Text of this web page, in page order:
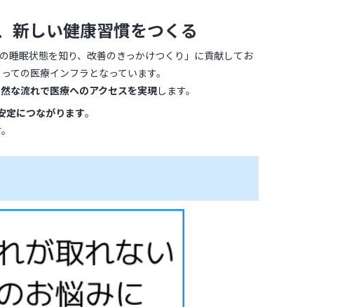
新しい健康習慣をつくる
眠状態を知り、改善のきっかけつくり」に貢献してお
の医療インフラとなっています。
な流れで医療へのアクセスを実現します。
定につながります。